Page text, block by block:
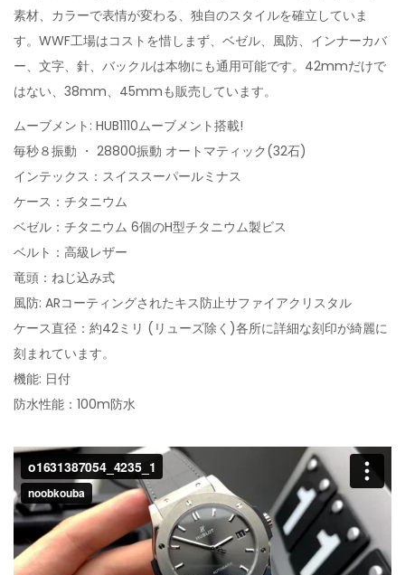
素材、カラーで表情が変わる、独自のスタイルを確立していま
す。WWF工場はコストを惜しまず、ベゼル、風防、インナーカバ
ー、文字、針、バックルは本物にも通用可能です。42mmだけで
はない、38mm、45mmも販売しています。
ムーブメント: HUB1110ムーブメント搭載!
毎秒８振動 ・ 28800振動 オートマティック(32石)
インテックス：スイススーパールミナス
ケース：チタニウム
ベゼル：チタニウム 6個のH型チタニウム製ビス
ベルト：高級レザー
竜頭：ねじ込み式
風防: ARコーティングされたキス防止サファイアクリスタル
ケース直径：約42ミリ (リューズ除く)各所に詳細な刻印が綺麗に
刻まれています。
機能: 日付
防水性能：100m防水